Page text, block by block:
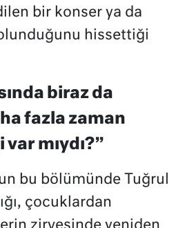
bir konser ya da
hissettiği
biraz da
fazla zaman
mıydı?”
bu bölümünde Tuğrul
çocuklardan